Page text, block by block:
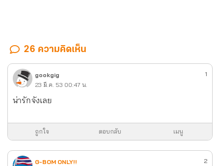
26 ความคิดเห็น
gookgig
23 มี.ค. 53 00:47 น.
1
น่ารักจังเลย
ถูกใจ ตอบกลับ เมนู
G-BOM ONLY!!
2